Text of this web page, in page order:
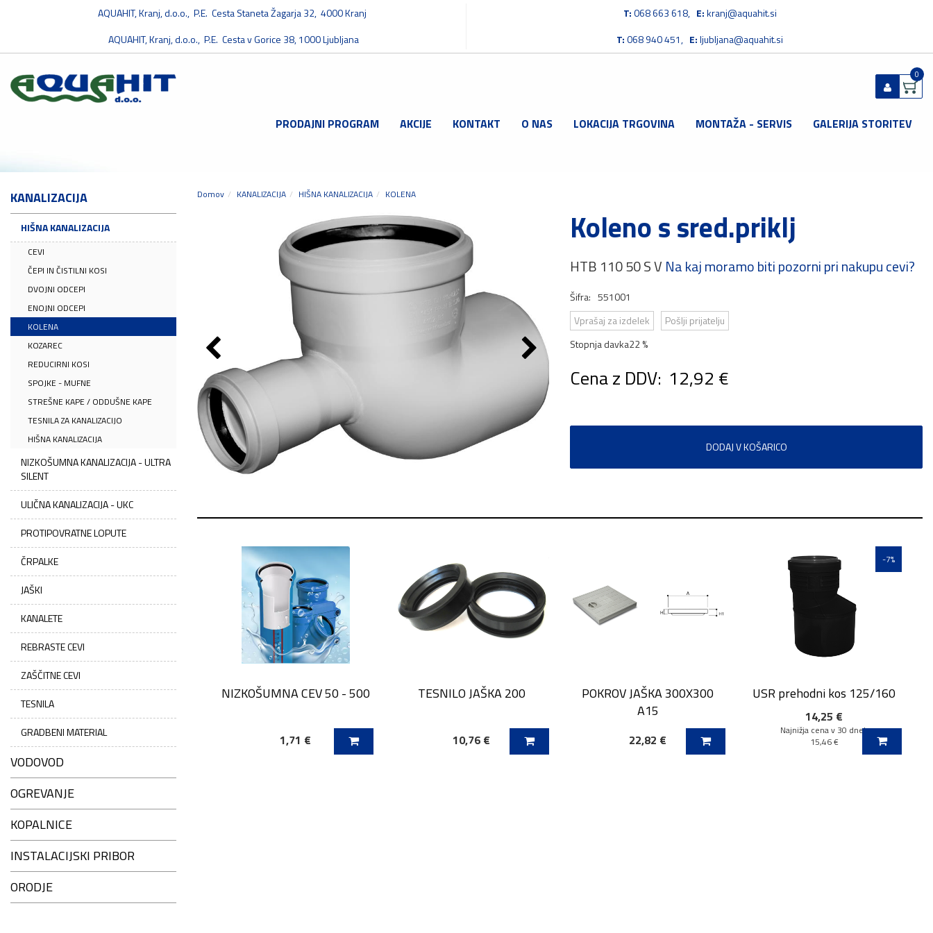
AQUAHIT, Kranj, d.o.o., P.E. Cesta Staneta Žagarja 32, 4000 Kranj
AQUAHIT, Kranj, d.o.o., P.E. Cesta v Gorice 38, 1000 Ljubljana
T:068 663 618, E:kranj@aquahit.si
T:068 940 451, E:ljubljana@aquahit.si
0
PRODAJNI PROGRAM AKCIJE KONTAKT O NAS LOKACIJA TRGOVINA MONTAŽA - SERVIS GALERIJA STORITEV
KANALIZACIJA
HIŠNA KANALIZACIJA
CEVI
ČEPI IN ČISTILNI KOSI
DVOJNI ODCEPI
ENOJNI ODCEPI
KOLENA
KOZAREC
REDUCIRNI KOSI
SPOJKE - MUFNE
STREŠNE KAPE / ODDUŠNE KAPE
TESNILA ZA KANALIZACIJO
HIŠNA KANALIZACIJA
NIZKOŠUMNA KANALIZACIJA - ULTRA
SILENT
ULIČNA KANALIZACIJA - UKC
PROTIPOVRATNE LOPUTE
ČRPALKE
JAŠKI
KANALETE
REBRASTE CEVI
ZAŠČITNE CEVI
TESNILA
GRADBENI MATERIAL
VODOVOD
OGREVANJE
KOPALNICE
INSTALACIJSKI PRIBOR
ORODJE
Domov KANALIZACIJA HIŠNA KANALIZACIJA KOLENA
Koleno s sred.priklj
HTB 110 50 S V Na kaj moramo biti pozorni pri nakupu cevi?
Šifra: 551001
Vprašaj za izdelek
Pošlji prijatelju
Stopnja davka22 %
Cena z DDV: 12,92 €
DODAJ V KOŠARICO
NIZKOŠUMNA CEV 50 - 500
1,71 €
DODAJ V KOŠARICO
TESNILO JAŠKA 200
10,76 €
DODAJ V KOŠARICO
POKROV JAŠKA 300X300
A15
22,82 €
DODAJ V KOŠARICO
-7%
USR prehodni kos 125/160
14,25 €
Najnižja cena v 30 dneh
15,46 €
DODAJ V KOŠARICO